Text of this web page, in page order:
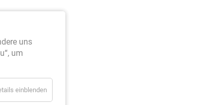
uns
um
einblenden